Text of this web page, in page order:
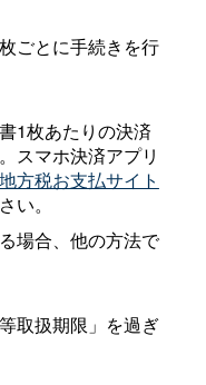
ごとに手続きを行
1枚あたりの決済
スマホ決済アプリ
方税お支払サイト
い。
場合、他の方法で
取扱期限」を過ぎ